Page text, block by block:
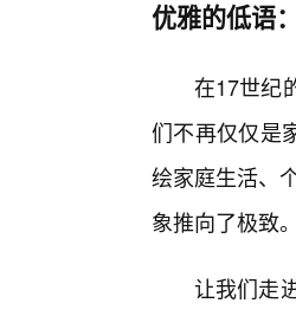
优雅的低语
在17世纪
们不再仅仅是
绘家庭生活、
象推向了极致。
让我们走